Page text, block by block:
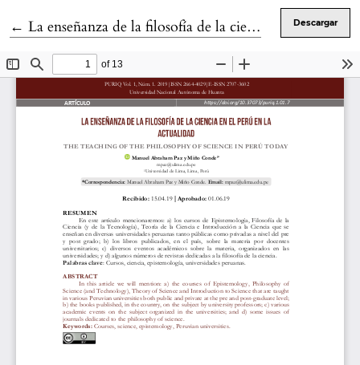
← Volver a los detalles del artículo
La enseñanza de la filosofía de la ciencia en el Perú en la actualidad Descargar